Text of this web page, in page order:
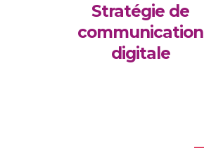
Stratégie de
communication
digitale